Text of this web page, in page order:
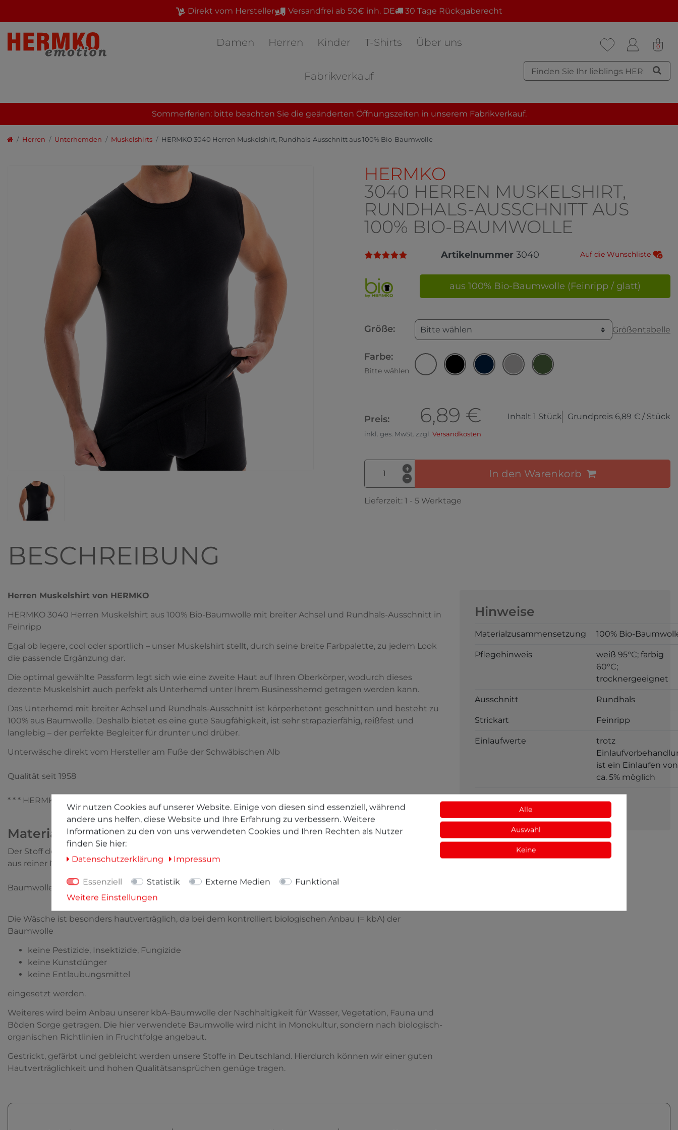
Direkt vom Hersteller Versandfrei ab 50€ inh. DE 30 Tage Rückgaberecht
Damen Herren Kinder T-Shirts Über uns
Fabrikverkauf
0
Sommerferien: bitte beachten Sie die geänderten Öffnungszeiten in unserem Fabrikverkauf.
Herren Unterhemden Muskelshirts HERMKO 3040 Herren Muskelshirt, Rundhals-Ausschnitt aus 100% Bio-Baumwolle
HERMKO
3040 HERREN MUSKELSHIRT,
RUNDHALS-AUSSCHNITT AUS
100% BIO-BAUMWOLLE
Artikelnummer 3040 Auf die Wunschliste
aus 100% Bio-Baumwolle (Feinripp / glatt)
Größe: Bitte wählen Größentabelle
Farbe:
Bitte wählen
Preis: 6,89 € Inhalt 1 Stück Grundpreis 6,89 € / Stück
inkl. ges. MwSt. zzgl. Versandkosten
In den Warenkorb
Lieferzeit: 1 - 5 Werktage
BESCHREIBUNG
Herren Muskelshirt von HERMKO
HERMKO 3040 Herren Muskelshirt aus 100% Bio-Baumwolle mit breiter Achsel und Rundhals-Ausschnitt in
Feinripp
Egal ob legere, cool oder sportlich – unser Muskelshirt stellt, durch seine breite Farbpalette, zu jedem Look
die passende Ergänzung dar.
Die optimal gewählte Passform legt sich wie eine zweite Haut auf Ihren Oberkörper, wodurch dieses
dezente Muskelshirt auch perfekt als Unterhemd unter Ihrem Businesshemd getragen werden kann.
Das Unterhemd mit breiter Achsel und Rundhals-Ausschnitt ist körperbetont geschnitten und besteht zu
100% aus Baumwolle. Deshalb bietet es eine gute Saugfähigkeit, ist sehr strapazierfähig, reißfest und
langlebig – der perfekte Begleiter für drunter und drüber.
Unterwäsche direkt vom Hersteller am Fuße der Schwäbischen Alb
Qualität seit 1958
* * * HERMKO - Wäsche zum Verlieben * * *
Materialinfo
Der Stoff des Artikels besteht zu 100% aus kontrolliert biologisch angebauter (=kbA) Baumwolle und somit
aus reiner Naturfaser.
Baumwolle ist sehr strapazierfähig, reißfest, langlebig und hat eine gute Saugfähigkeit.
Die Wäsche ist besonders hautverträglich, da bei dem kontrolliert biologischen Anbau (= kbA) der
Baumwolle
keine Pestizide, Insektizide, Fungizide
keine Kunstdünger
keine Entlaubungsmittel
eingesetzt werden.
Weiteres wird beim Anbau unserer kbA-Baumwolle der Nachhaltigkeit für Wasser, Vegetation, Fauna und
Böden Sorge getragen. Die hier verwendete Baumwolle wird nicht in Monokultur, sondern nach biologisch-
organischen Richtlinien in Fruchtfolge angebaut.
Gestrickt, gefärbt und gebleicht werden unsere Stoffe in Deutschland. Hierdurch können wir einer guten
Hautverträglichkeit und hohen Qualitätsansprüchen genüge tragen.
Hinweise
Materialzusammensetzung 100% Bio-
Pflegehinweis
weiß 95°C; farbig
60°C;
trocknergeeignet
Ausschnitt Rundhals
Strickart Feinripp
Einlaufwerte
trotz
ist ein Einlaufen von
ca. 5% möglich
Wir nutzen Cookies auf unserer Website. Einige von diesen sind essenziell, während
andere uns helfen, diese Website und Ihre Erfahrung zu verbessern. Weitere
Informationen zu den von uns verwendeten Cookies und Ihren Rechten als Nutzer
finden Sie hier:
Daten­schutz­erklärung
Impressum
Essenziell Statistik Externe Medien
Funktional
Weitere Einstellungen
Alle
Auswahl
Keine